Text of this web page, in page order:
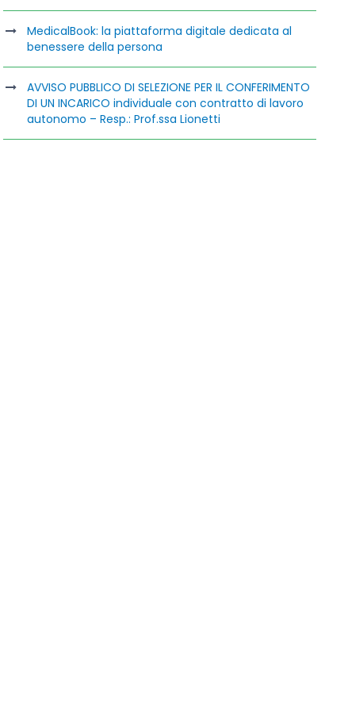
MedicalBook: la piattaforma digitale dedicata al
benessere della persona
AVVISO PUBBLICO DI SELEZIONE PER IL CONFERIMENTO
DI UN INCARICO individuale con contratto di lavoro
autonomo – Resp.: Prof.ssa Lionetti